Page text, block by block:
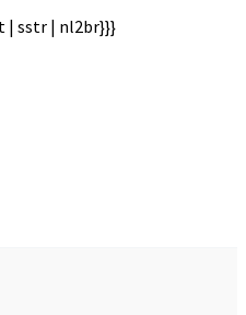
| sstr | nl2br}}}